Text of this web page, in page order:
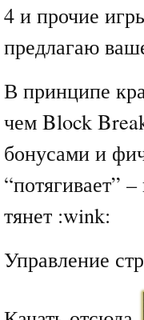
4 и прочие
предлагаю
В принципе
чем Block
бонусами и
“потягивает”
тянет :wink:
Управление